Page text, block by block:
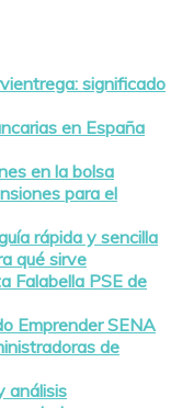
significado
en España
en la bolsa
para el
rápida y sencilla
qué sirve
Falabella PSE de
Emprender SENA
de
análisis